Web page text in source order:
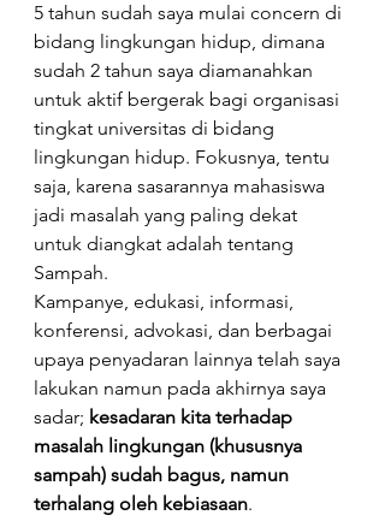
5 tahun sudah saya mulai concern di
bidang lingkungan hidup, dimana
sudah 2 tahun saya diamanahkan
untuk aktif bergerak bagi organisasi
tingkat universitas di bidang
lingkungan hidup. Fokusnya, tentu
saja, karena sasarannya mahasiswa
jadi masalah yang paling dekat
untuk diangkat adalah tentang
Sampah.
Kampanye, edukasi, informasi,
konferensi, advokasi, dan berbagai
upaya penyadaran lainnya telah saya
lakukan namun pada akhirnya saya
sadar; kesadaran kita terhadap
masalah lingkungan (khususnya
sampah) sudah bagus, namun
terhalang oleh kebiasaan.